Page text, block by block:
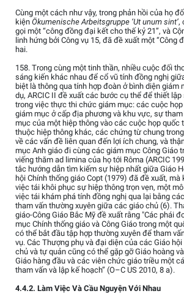
Cùng một cách như vậy, trong phản hồi của họ
kiện Ökumenische Arbeitsgruppe ‘Ut unum sint’,
gọi một “công đồng đại kết cho thế kỷ 21”, và
linh hứng bởi Công vụ 15, đã đề xuất một “Công
hai.
158. Trong cùng một tinh thần, nhiều cuộc đối
sáng kiến khác nhau để cổ vũ tính đồng nghị
biệt là thông qua tính hợp đoàn ở bình diện giám
dụ, ARCIC II đề xuất các bước cụ thể để thiết
trong việc thực thi chức giám mục: các cuộc
giám mục ở cấp địa phương và khu vực, sự
mục của một hiệp thông vào các cuộc họp quốc
thuộc hiệp thông khác, các chứng từ chung
về các vấn đề liên quan đến lợi ích chung, và
mục Anh giáo đi cùng các giám mục Công Giáo
viếng thăm ad limina của họ tới Rôma (ARCIC
tắc hướng dẫn tìm kiếm sự hiệp nhất giữa Giáo
hội Chính thống giáo Copt (1979) đã đề xuất,
việc tái khôi phục sự hiệp thông trọn vẹn, một
việc tái khám phá tính đồng nghị qua lại bằng
tham vấn thường xuyên giữa các giáo chủ (6).
giáo-Công Giáo Bắc Mỹ đề xuất rằng "Các phái
mục Chính thống giáo và Công Giáo trong một
có thể bắt đầu tập hợp thường xuyên để tham
vụ. Các Thượng phụ và đại diện của các Giáo
chủ và tự quản cũng có thể gặp gỡ Giáo hoàng
Giáo hàng đầu và các viên chức giáo triều một
tham vấn và lập kế hoạch” (O–C US 2010, 8 a).
4.4.2. Làm Việc Và Cầu Nguyện Với Nhau